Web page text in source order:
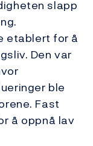
slapp
etablert for å
Den var
ble
Fast
å oppnå lav